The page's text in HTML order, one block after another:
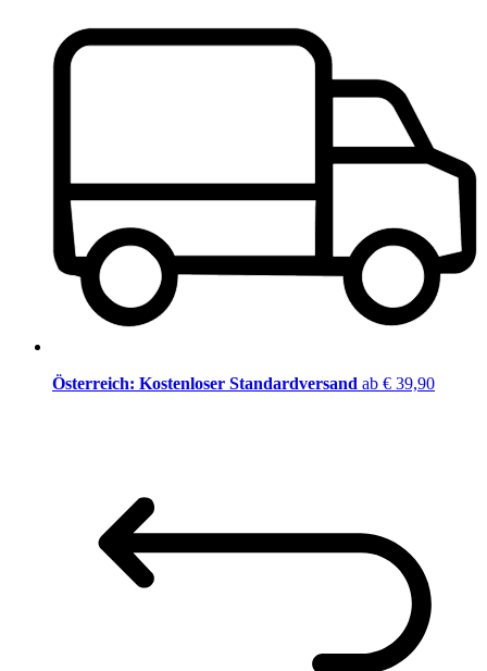
Österreich: Kostenloser Standardversand ab € 39,90